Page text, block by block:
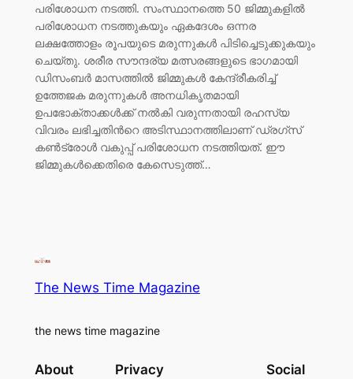
പരിശോധന നടത്തി. സംസ്ഥാനത്തെ 50 ജിമ്മുകളില്‍
പരിശോധന നടത്തുകയും ഏകദേശം ഒന്നര
ലക്ഷത്തോളം രൂപയുടെ മരുന്നുകള്‍ പിടിച്ചെടുക്കുകയും
ചെയ്‌തു. ശരീര സൗന്ദര്യ മത്സരങ്ങളുടെ ഭാഗമായി
ഡിസംബര്‍ മാസത്തില്‍ ജിമ്മുകള്‍ കേന്ദ്രീകരിച്ച്
ഉത്തേജക മരുന്നുകള്‍ അനധികൃതമായി
ഉപഭോക്താക്കള്‍ക്ക് നല്‍കി വരുന്നതായി രഹസ്യ
വിവരം ലഭിച്ചതിന്‍റെ അടിസ്ഥാനത്തിലാണ് ഡ്രഗ്‌സ്
കണ്‍ട്രോള്‍ വകുപ്പ് പരിശോധന നടത്തിയത്. ഈ
ജിമ്മുകള്‍ക്കെതിരെ കേസെടുത്ത്…
The News Time Magazine
the news time magazine
About Privacy Social